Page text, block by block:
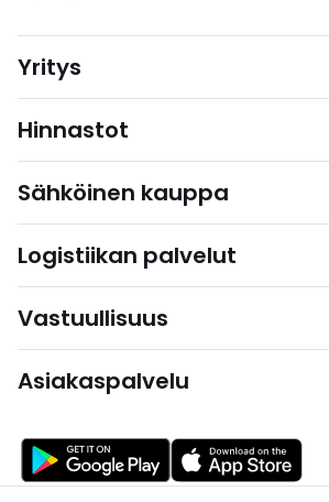
Yritys
Hinnastot
Sähköinen kauppa
Logistiikan palvelut
Vastuullisuus
Asiakaspalvelu